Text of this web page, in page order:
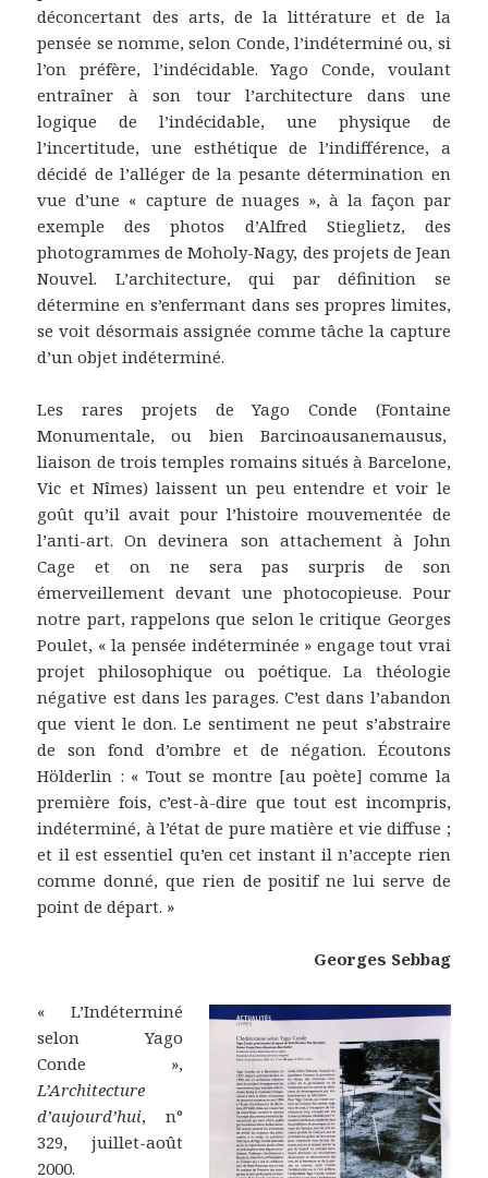
déconcertant des arts, de la littérature et de la
pensée se nomme, selon Conde, l’indéterminé ou, si
l’on préfère, l’indécidable. Yago Conde, voulant
entraîner à son tour l’architecture dans une
logique de l’indécidable, une physique de
l’incertitude, une esthétique de l’indifférence, a
décidé de l’alléger de la pesante détermination en
vue d’une « capture de nuages », à la façon par
exemple des photos d’Alfred Stieglietz, des
photogrammes de Moholy-Nagy, des projets de Jean
Nouvel. L’architecture, qui par définition se
détermine en s’enfermant dans ses propres limites,
se voit désormais assignée comme tâche la capture
d’un objet indéterminé.
Les rares projets de Yago Conde (Fontaine
Monumentale, ou bien Barcinoausanemausus,
liaison de trois temples romains situés à Barcelone,
Vic et Nîmes) laissent un peu entendre et voir le
goût qu’il avait pour l’histoire mouvementée de
l’anti-art. On devinera son attachement à John
Cage et on ne sera pas surpris de son
émerveillement devant une photocopieuse. Pour
notre part, rappelons que selon le critique Georges
Poulet, « la pensée indéterminée » engage tout vrai
projet philosophique ou poétique. La théologie
négative est dans les parages. C’est dans l’abandon
que vient le don. Le sentiment ne peut s’abstraire
de son fond d’ombre et de négation. Écoutons
Hölderlin : « Tout se montre [au poète] comme la
première fois, c’est-à-dire que tout est incompris,
indéterminé, à l’état de pure matière et vie diffuse ;
et il est essentiel qu’en cet instant il n’accepte rien
comme donné, que rien de positif ne lui serve de
point de départ. »
Georges Sebbag
« L’Indéterminé
selon Yago
Conde »,
L’Architecture
d’aujourd’hui, n°
329, juillet-août
2000.